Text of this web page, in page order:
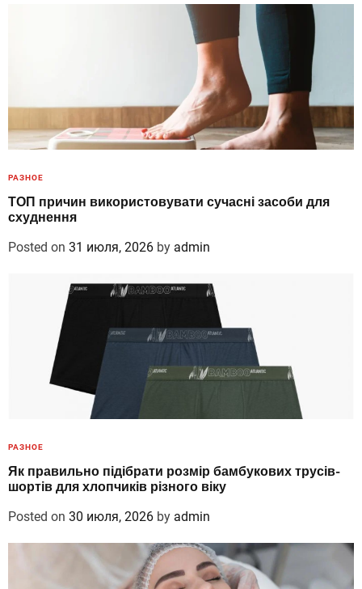
РАЗНОЕ
ТОП причин використовувати сучасні засоби для
схуднення
Posted on 31 июля, 2026 by admin
РАЗНОЕ
Як правильно підібрати розмір бамбукових трусів-
шортів для хлопчиків різного віку
Posted on 30 июля, 2026 by admin